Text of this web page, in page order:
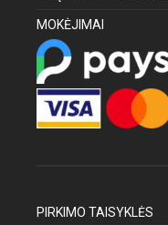
MOKĖJIMAI
PIRKIMO TAISYKLĖS